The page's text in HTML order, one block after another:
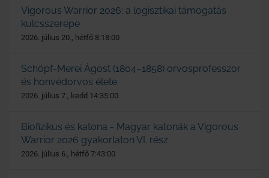
Vigorous Warrior 2026: a logisztikai támogatás
kulcsszerepe
2026. július 20., hétfő 8:18:00
Schöpf-Merei Ágost (1804–1858) orvosprofesszor
és honvédorvos élete
2026. július 7., kedd 14:35:00
Biofizikus és katona - Magyar katonák a Vigorous
Warrior 2026 gyakorlaton VI. rész
2026. július 6., hétfő 7:43:00